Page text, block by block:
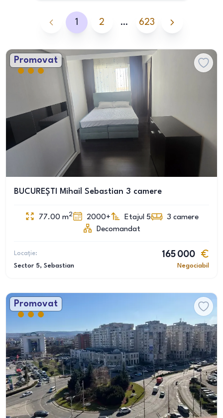
1 2 … 623
Promovat
BUCUREȘTI Mihail Sebastian 3 camere
77.00 m2 2000+ Etajul 5 3 camere
Decomandat
Locație:
Sector 5, Sebastian
165 000
Negociabil
Promovat